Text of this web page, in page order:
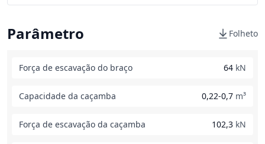
Parâmetro Folheto
Força de escavação do braço 64 kN
Capacidade da caçamba 0,22-0,7 m³
Força de escavação da caçamba 102,3 kN